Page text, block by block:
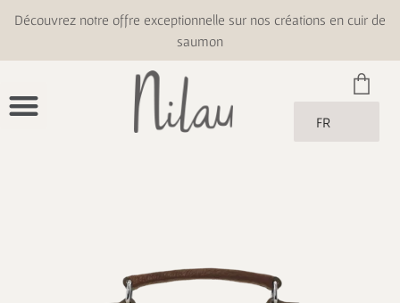
Découvrez notre offre exceptionnelle sur nos créations en cuir de
saumon
FR